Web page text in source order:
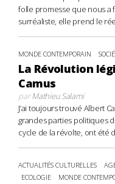
folle promesse que nous a
surréaliste, elle prend le
MONDE CONTEMPORAIN
La Révolution
Camus
parMathieu Salami
J’ai toujours trouvé Albert
grandes parties politiques
cycle de la révolte, ont été
ACTUALITÉS CULTURELLES
ECOLOGIE
MONDE